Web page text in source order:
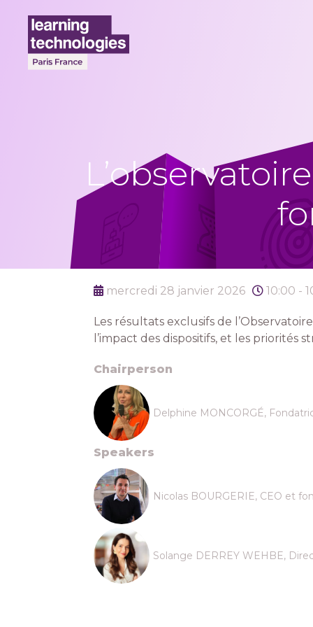
mercredi 28 janvier 2026 10:00 -
Les résultats exclusifs de
l’impact des dispositifs, et les
Chairperson
Delphine MONCORGÉ,
Speakers
Nicolas BOURGERIE, CEO et
Solange DERREY WEHBE,